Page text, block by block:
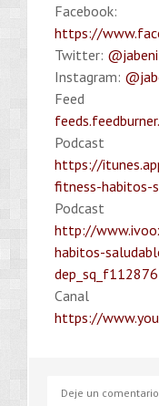
Facebook:
https://
Twitter:
Instagram:
Feed
https://
fitness-habitos-
http://
habitos-
Canal
https://